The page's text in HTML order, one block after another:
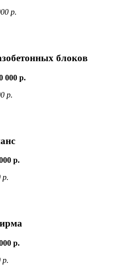
р.
блоков
000 р.
р.
р.
р.
р.
р.